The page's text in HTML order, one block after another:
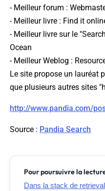
- Meilleur forum :
- Meilleur livre : Find it
- Meilleur livre sur le
Ocean
- Meilleur Weblog :
Le site propose un lauréat
que plusieurs autres sites
http://www.pandia.com/
Source : Pandia Search
Pour poursuivre la
Dans la stack de